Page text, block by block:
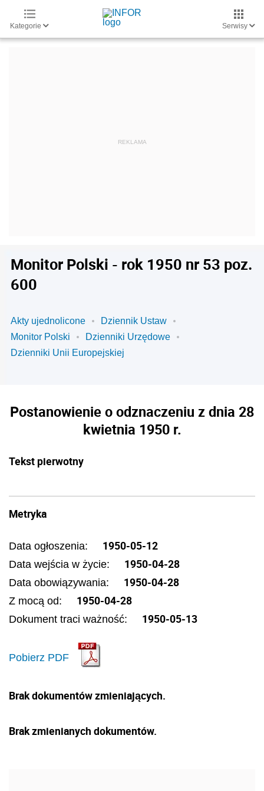
Kategorie Serwisy
Monitor Polski - rok 1950 nr 53 poz.
600
Akty ujednolicone
Dziennik Ustaw
Monitor Polski
Dzienniki Urzędowe
Dzienniki Unii Europejskiej
Postanowienie o odznaczeniu z dnia 28
kwietnia 1950 r.
Tekst pierwotny
Metryka
Data ogłoszenia: 1950-05-12
Data wejścia w życie: 1950-04-28
Data obowiązywania: 1950-04-28
Z mocą od: 1950-04-28
Dokument traci ważność: 1950-05-13
Pobierz PDF
Brak dokumentów zmieniających.
Brak zmienianych dokumentów.